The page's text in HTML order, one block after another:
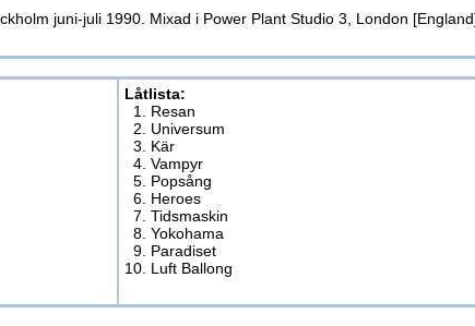
juni-juli 1990. Mixad i Power Plant Studio 3, London
Låtlista:
1. Resan
2. Universum
3. Kär
4. Vampyr
5. Popsång
6. Heroes
7. Tidsmaskin
8. Yokohama
9. Paradiset
10. Luft Ballong